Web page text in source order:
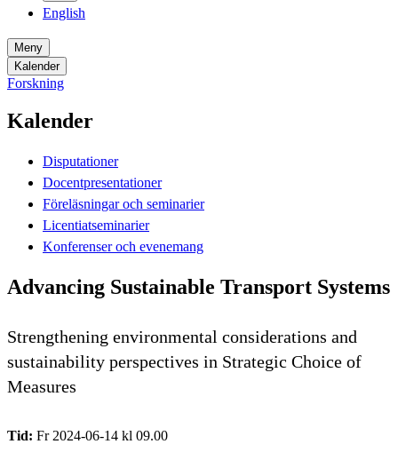
English
Meny
Kalender
Forskning
Kalender
Disputationer
Docentpresentationer
Föreläsningar och seminarier
Licentiatseminarier
Konferenser och evenemang
Advancing Sustainable Transport Systems
Strengthening environmental considerations and
sustainability perspectives in Strategic Choice of
Measures
Tid: Fr 2024-06-14 kl 09.00